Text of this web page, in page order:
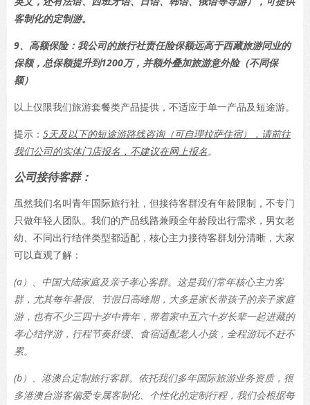
客制化的定制游。
9、高额保险：我公司的旅行社责任险保额远高于西藏旅游同业的
保额，总保额提升到1200万，并额外叠加旅游意外险（不同保
额）
以上仅限我们旅游套餐类产品提供，不适应于单一产品及短途游。
提示： 5天及以下的短途游路线咨询（可自理拉萨住宿），请前往
我们公司的实体门店报名，不建议在网上报名。
公司接待客群：
虽然我们名叫青年国际旅行社，但接待客群没有年龄限制，不专门
只做年轻人团队。我们的产品线路兼顾全年龄段出行需求，男女老
幼、不同出行结伴类型都适配，核心主力接待客群划分清晰，大家
可以直观了解：
(a）、中国大陆家庭及亲子孝心客群。这是我们常年核心主力客
群，尤其每年暑假、节假日高峰期，大多是家长带孩子的亲子家庭
游，也有不少三四十岁中青年，带着家中五六十岁长辈一起进藏的
孝心结伴游，行程节奏舒缓、食宿适配老人小孩，全程游玩不赶不
累。
(b）、港澳台定制旅行客群。依托我们多年国际旅游业务资质，很
多港澳台游客偏爱专属客制化、个性化的定制行程，我们会根据每